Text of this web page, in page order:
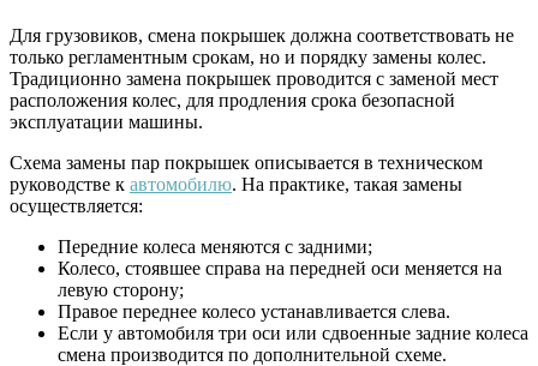
Для грузовиков, смена покрышек должна соответствовать не
только регламентным срокам, но и порядку замены колес.
Традиционно замена покрышек проводится с заменой мест
расположения колес, для продления срока безопасной
эксплуатации машины.
Схема замены пар покрышек описывается в техническом
руководстве к автомобилю. На практике, такая замены
осуществляется:
Передние колеса меняются с задними;
Колесо, стоявшее справа на передней оси меняется на
левую сторону;
Правое переднее колесо устанавливается слева.
Если у автомобиля три оси или сдвоенные задние колеса
смена производится по дополнительной схеме.